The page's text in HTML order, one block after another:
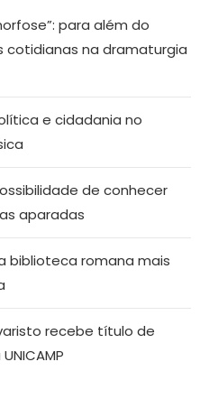
para além do
cotidianas na dramaturgia
e cidadania no
de conhecer
aparadas
biblioteca romana mais
recebe título de